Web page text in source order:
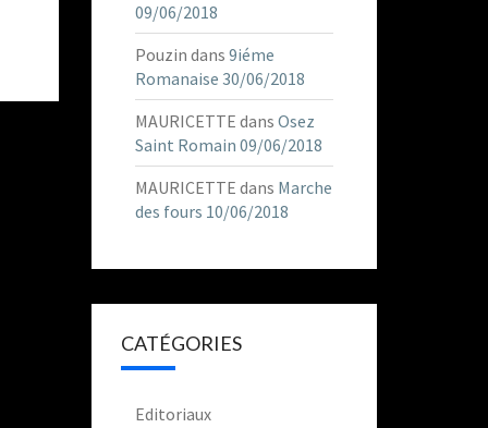
09/06/2018
Pouzin dans 9iéme
Romanaise 30/06/2018
MAURICETTE dans Osez
Saint Romain 09/06/2018
MAURICETTE dans Marche
des fours 10/06/2018
CATÉGORIES
Editoriaux